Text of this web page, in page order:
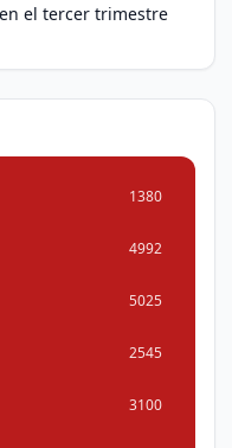
el tercer trimestre
1380
4992
5025
2545
3100